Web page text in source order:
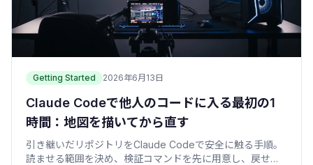
Getting Started 2026年6月13日
Claude Codeで他人のコードに入る最初の1
時間：地図を描いてから直す
引き継いだリポジトリをClaude Codeで安全に触る手順。
読ませる範囲を決め、検証コマンドを先に用意し、戻せる